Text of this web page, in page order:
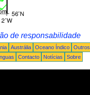
de responsabilidade
Austrália Oceano Índico
Outros
Contacto Notícias Sobre